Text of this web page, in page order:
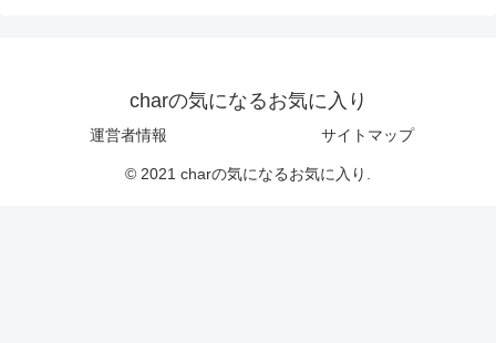
charの気になるお気に入り
運営者情報 サイトマップ
© 2021 charの気になるお気に入り.